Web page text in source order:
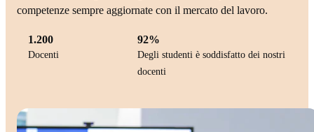
competenze sempre aggiornate con il mercato del lavoro.
1.200
Docenti
92%
Degli studenti è soddisfatto dei nostri
docenti